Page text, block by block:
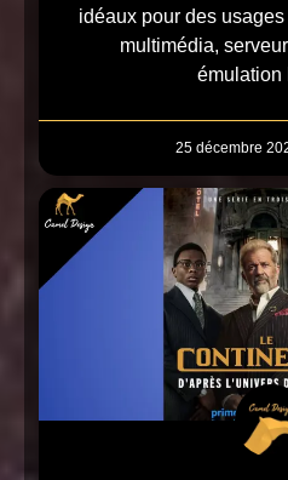
idéaux pour des
multimédia,
émulation
25 décembre